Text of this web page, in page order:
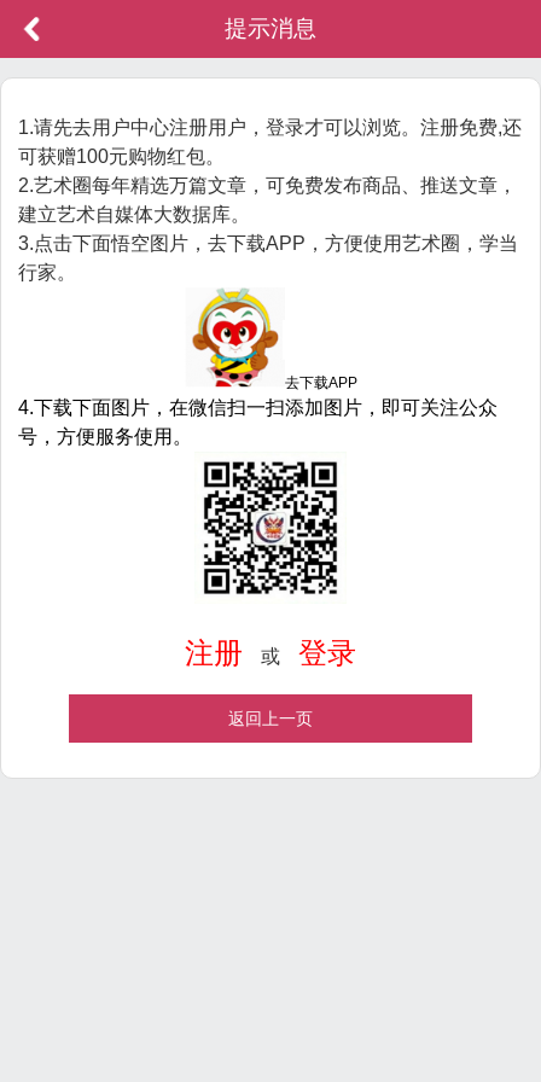
提示消息
1.请先去用户中心注册用户，登录才可以浏览。注册免费,还
可获赠100元购物红包。
2.艺术圈每年精选万篇文章，可免费发布商品、推送文章，
建立艺术自媒体大数据库。
3.点击下面悟空图片，去下载APP，方便使用艺术圈，学当
行家。
去下载APP
4.下载下面图片，在微信扫一扫添加图片，即可关注公众
号，方便服务使用。
注册 或 登录
返回上一页